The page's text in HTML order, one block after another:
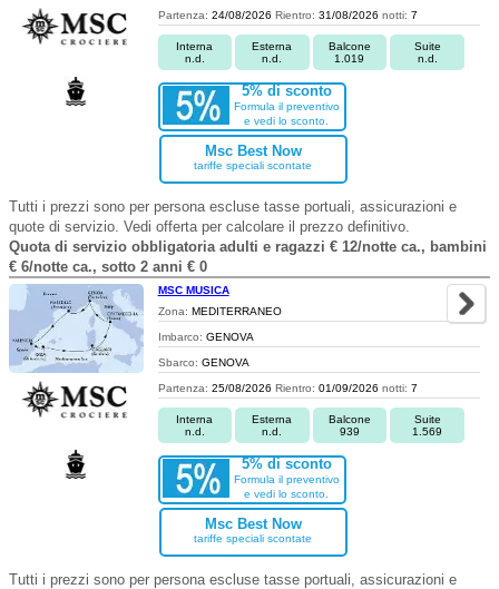
Partenza: 24/08/2026 Rientro: 31/08/2026 notti: 7
Interna
n.d.
Esterna
n.d.
Balcone
1.019
Suite
n.d.
5% di sconto
Formula il preventivo
e vedi lo sconto.
Msc Best Now
tariffe speciali scontate
Tutti i prezzi sono per persona escluse tasse portuali, assicurazioni e
quote di servizio. Vedi offerta per calcolare il prezzo definitivo.
Quota di servizio obbligatoria adulti e ragazzi € 12/notte ca., bambini
€ 6/notte ca., sotto 2 anni € 0
MSC MUSICA
Zona: MEDITERRANEO
Imbarco: GENOVA
Sbarco: GENOVA
Partenza: 25/08/2026 Rientro: 01/09/2026 notti: 7
Interna
n.d.
Esterna
n.d.
Balcone
939
Suite
1.569
5% di sconto
Formula il preventivo
e vedi lo sconto.
Msc Best Now
tariffe speciali scontate
Tutti i prezzi sono per persona escluse tasse portuali, assicurazioni e